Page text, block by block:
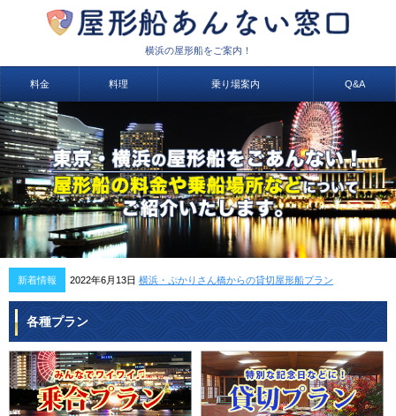
横浜の屋形船をご案内！
料金 料理 乗り場案内 Q&A
新着情報 2022年6月13日 横浜・ぷかりさん橋からの貸切屋形船プラン
各種プラン